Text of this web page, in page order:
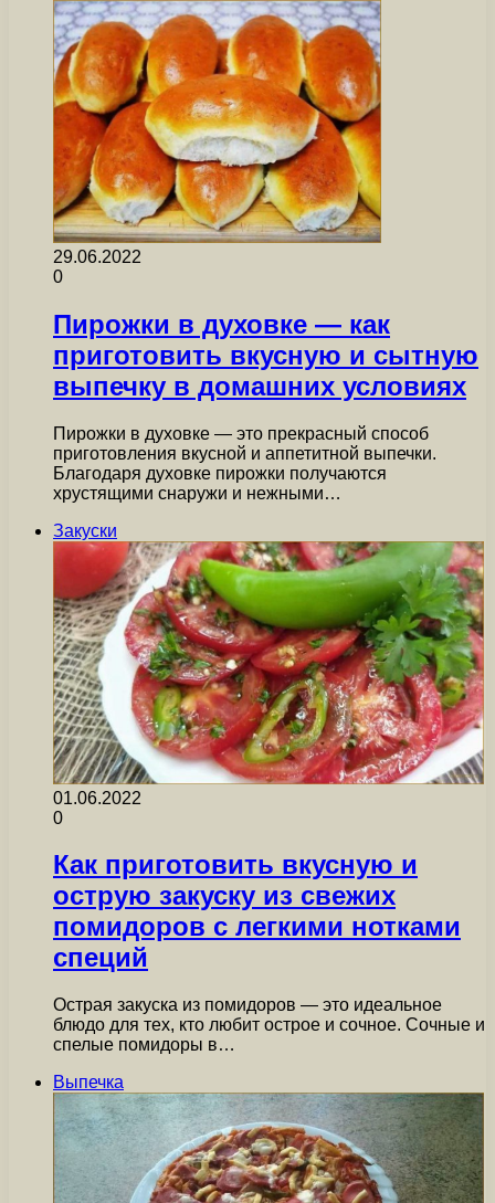
29.06.2022
0
Пирожки в духовке — как
приготовить вкусную и сытную
выпечку в домашних условиях
Пирожки в духовке — это прекрасный способ
приготовления вкусной и аппетитной выпечки.
Благодаря духовке пирожки получаются
хрустящими снаружи и нежными…
Закуски
01.06.2022
0
Как приготовить вкусную и
острую закуску из свежих
помидоров с легкими нотками
специй
Острая закуска из помидоров — это идеальное
блюдо для тех, кто любит острое и сочное. Сочные и
спелые помидоры в…
Выпечка